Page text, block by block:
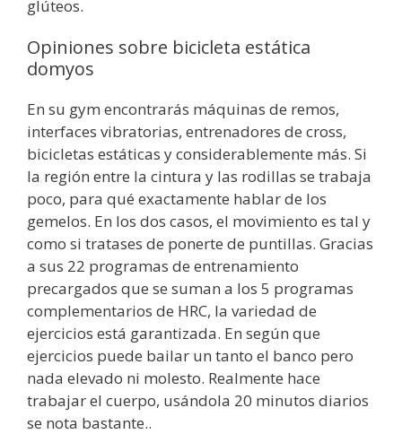
glúteos.
Opiniones sobre bicicleta estática
domyos
En su gym encontrarás máquinas de remos,
interfaces vibratorias, entrenadores de cross,
bicicletas estáticas y considerablemente más. Si
la región entre la cintura y las rodillas se trabaja
poco, para qué exactamente hablar de los
gemelos. En los dos casos, el movimiento es tal y
como si tratases de ponerte de puntillas. Gracias
a sus 22 programas de entrenamiento
precargados que se suman a los 5 programas
complementarios de HRC, la variedad de
ejercicios está garantizada. En según que
ejercicios puede bailar un tanto el banco pero
nada elevado ni molesto. Realmente hace
trabajar el cuerpo, usándola 20 minutos diarios
se nota bastante..